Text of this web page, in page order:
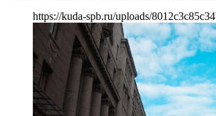
https://kuda-spb.ru/uploads/